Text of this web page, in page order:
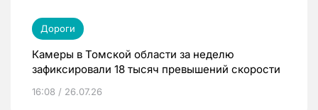
Дороги
Камеры в Томской области за неделю
зафиксировали 18 тысяч превышений скорости
16:08 / 26.07.26